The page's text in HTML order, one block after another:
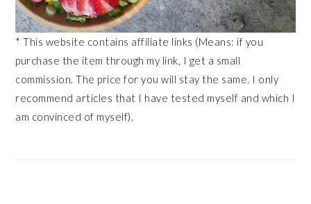
* This website contains affiliate links (Means: if you
purchase the item through my link, I get a small
commission. The price for you will stay the same. I only
recommend articles that I have tested myself and which I
am convinced of myself).